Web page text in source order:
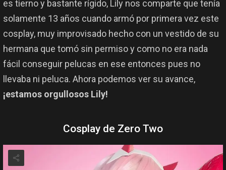
es tierno y bastante rígido, Lily nos comparte que tenía
solamente 13 años cuando armó por primera vez este
cosplay, muy improvisado hecho con un vestido de su
hermana que tomó sin permiso y como no era nada
fácil conseguir pelucas en ese entonces pues no
llevaba ni peluca. Ahora podemos ver su avance,
¡estamos orgullosos Lily!
Cosplay de Zero Two